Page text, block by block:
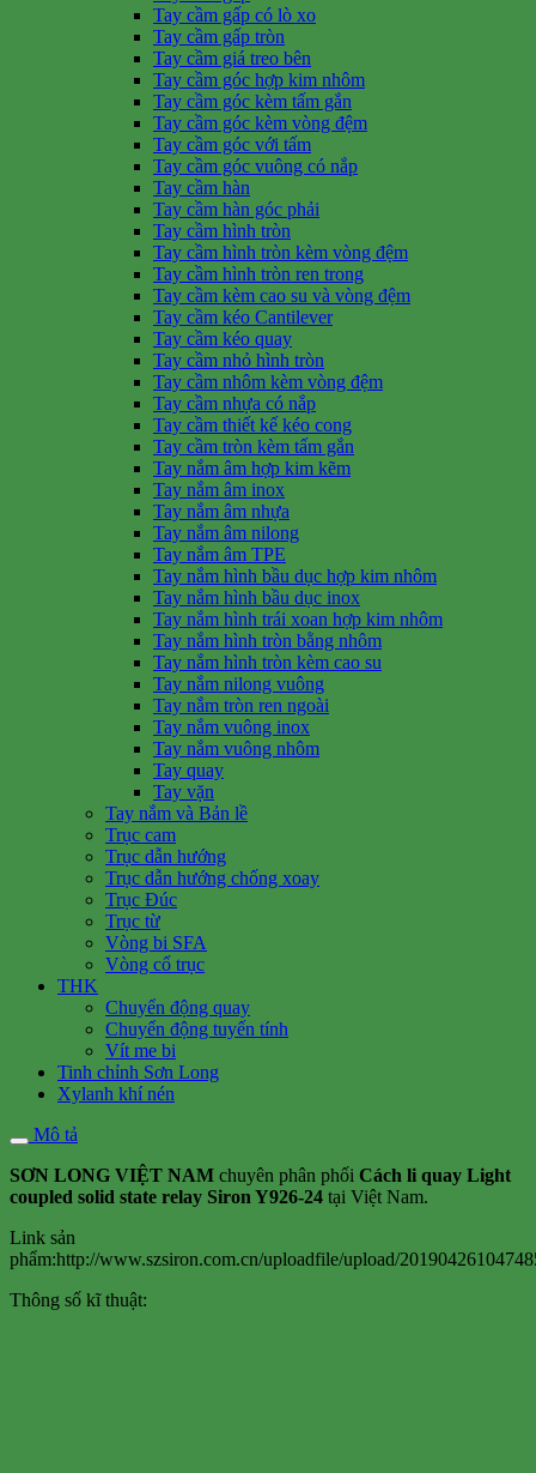
Tay cầm gấp có lò xo
Tay cầm gấp tròn
Tay cầm giá treo bên
Tay cầm góc hợp kim nhôm
Tay cầm góc kèm tấm gắn
Tay cầm góc kèm vòng đệm
Tay cầm góc với tấm
Tay cầm góc vuông có nắp
Tay cầm hàn
Tay cầm hàn góc phải
Tay cầm hình tròn
Tay cầm hình tròn kèm vòng đệm
Tay cầm hình tròn ren trong
Tay cầm kèm cao su và vòng đệm
Tay cầm kéo Cantilever
Tay cầm kéo quay
Tay cầm nhỏ hình tròn
Tay cầm nhôm kèm vòng đệm
Tay cầm nhựa có nắp
Tay cầm thiết kế kéo cong
Tay cầm tròn kèm tấm gắn
Tay nắm âm hợp kim kẽm
Tay nắm âm inox
Tay nắm âm nhựa
Tay nắm âm nilong
Tay nắm âm TPE
Tay nắm hình bầu dục hợp kim nhôm
Tay nắm hình bầu dục inox
Tay nắm hình trái xoan hợp kim nhôm
Tay nắm hình tròn bằng nhôm
Tay nắm hình tròn kèm cao su
Tay nắm nilong vuông
Tay nắm tròn ren ngoài
Tay nắm vuông inox
Tay nắm vuông nhôm
Tay quay
Tay vặn
Tay nắm và Bản lề
Trục cam
Trục dẫn hướng
Trục dẫn hướng chống xoay
Trục Đúc
Trục từ
Vòng bi SFA
Vòng cổ trục
THK
Chuyển động quay
Chuyển động tuyến tính
Vít me bi
Tinh chỉnh Sơn Long
Xylanh khí nén
Mô tả
SƠN LONG VIỆT NAM chuyên phân phối Cách li quay Light
coupled solid state relay Siron Y926-24 tại Việt Nam.
Link sản
phẩm:http://www.szsiron.com.cn/uploadfile/upload/
Thông số kĩ thuật: